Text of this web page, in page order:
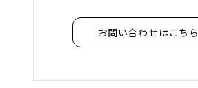
お問い合わせはこちら